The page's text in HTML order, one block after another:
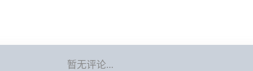
暂无评论...